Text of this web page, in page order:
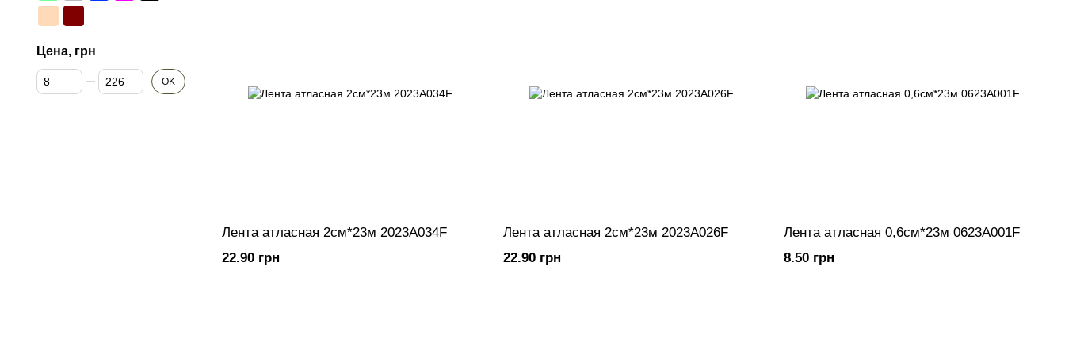
Лента атласная 2см*23м 2023A034F
22.90 грн
Лента атласная 2см*23м 2023A026F
22.90 грн
Лента атласная 0,6см*23м 0623A001F
8.50 грн
Цена, грн
От Цена, грн
До Цена, грн OK